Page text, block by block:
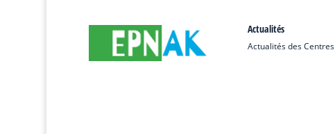
Actualités
Actualités des Centres